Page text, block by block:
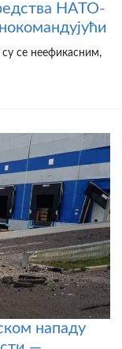
НАТО-
су се неефикасним,
нападу